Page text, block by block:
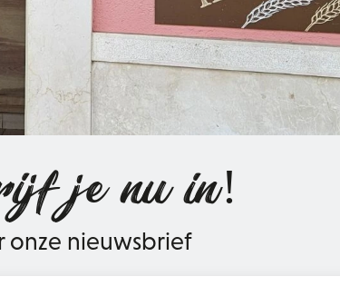
je nu in!
onze nieuwsbrief